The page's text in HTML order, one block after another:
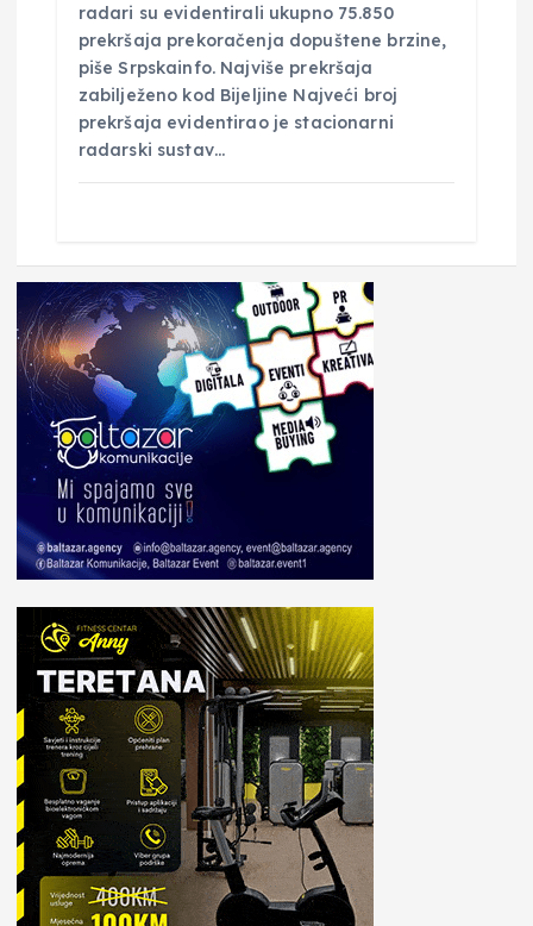
radari su evidentirali ukupno 75.850
prekršaja prekoračenja dopuštene brzine,
piše Srpskainfo. Najviše prekršaja
zabilježeno kod Bijeljine Najveći broj
prekršaja evidentirao je stacionarni
radarski sustav…